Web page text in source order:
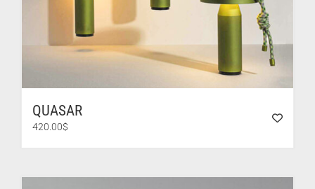
QUASAR
420.00$